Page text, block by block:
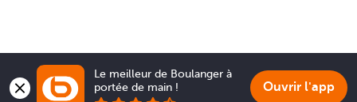
Le meilleur de Boulanger à
portée de main !
Ouvrir l'app